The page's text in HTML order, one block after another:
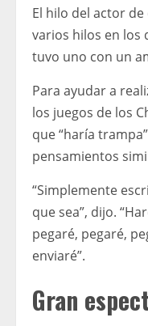
El hilo del actor
varios hilos en los
tuvo uno con un
Para ayudar a
los juegos de los
que “haría
pensamientos
“Simplemente
que sea”, dijo.
pegaré, pegaré,
enviaré”.
Gran